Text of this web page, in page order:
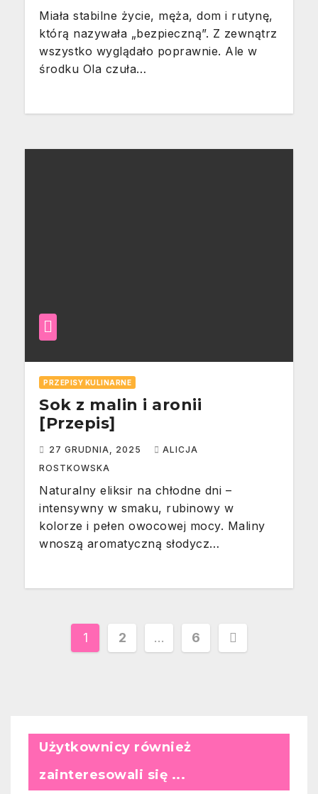
Miała stabilne życie, męża, dom i rutynę,
którą nazywała „bezpieczną”. Z zewnątrz
wszystko wyglądało poprawnie. Ale w
środku Ola czuła…
PRZEPISY KULINARNE
Sok z malin i aronii
[Przepis]
27 GRUDNIA, 2025
ALICJA
ROSTKOWSKA
Naturalny eliksir na chłodne dni –
intensywny w smaku, rubinowy w
kolorze i pełen owocowej mocy. Maliny
wnoszą aromatyczną słodycz…
Stronicowanie
1 2 … 6
Użytkownicy również
zainteresowali się ...